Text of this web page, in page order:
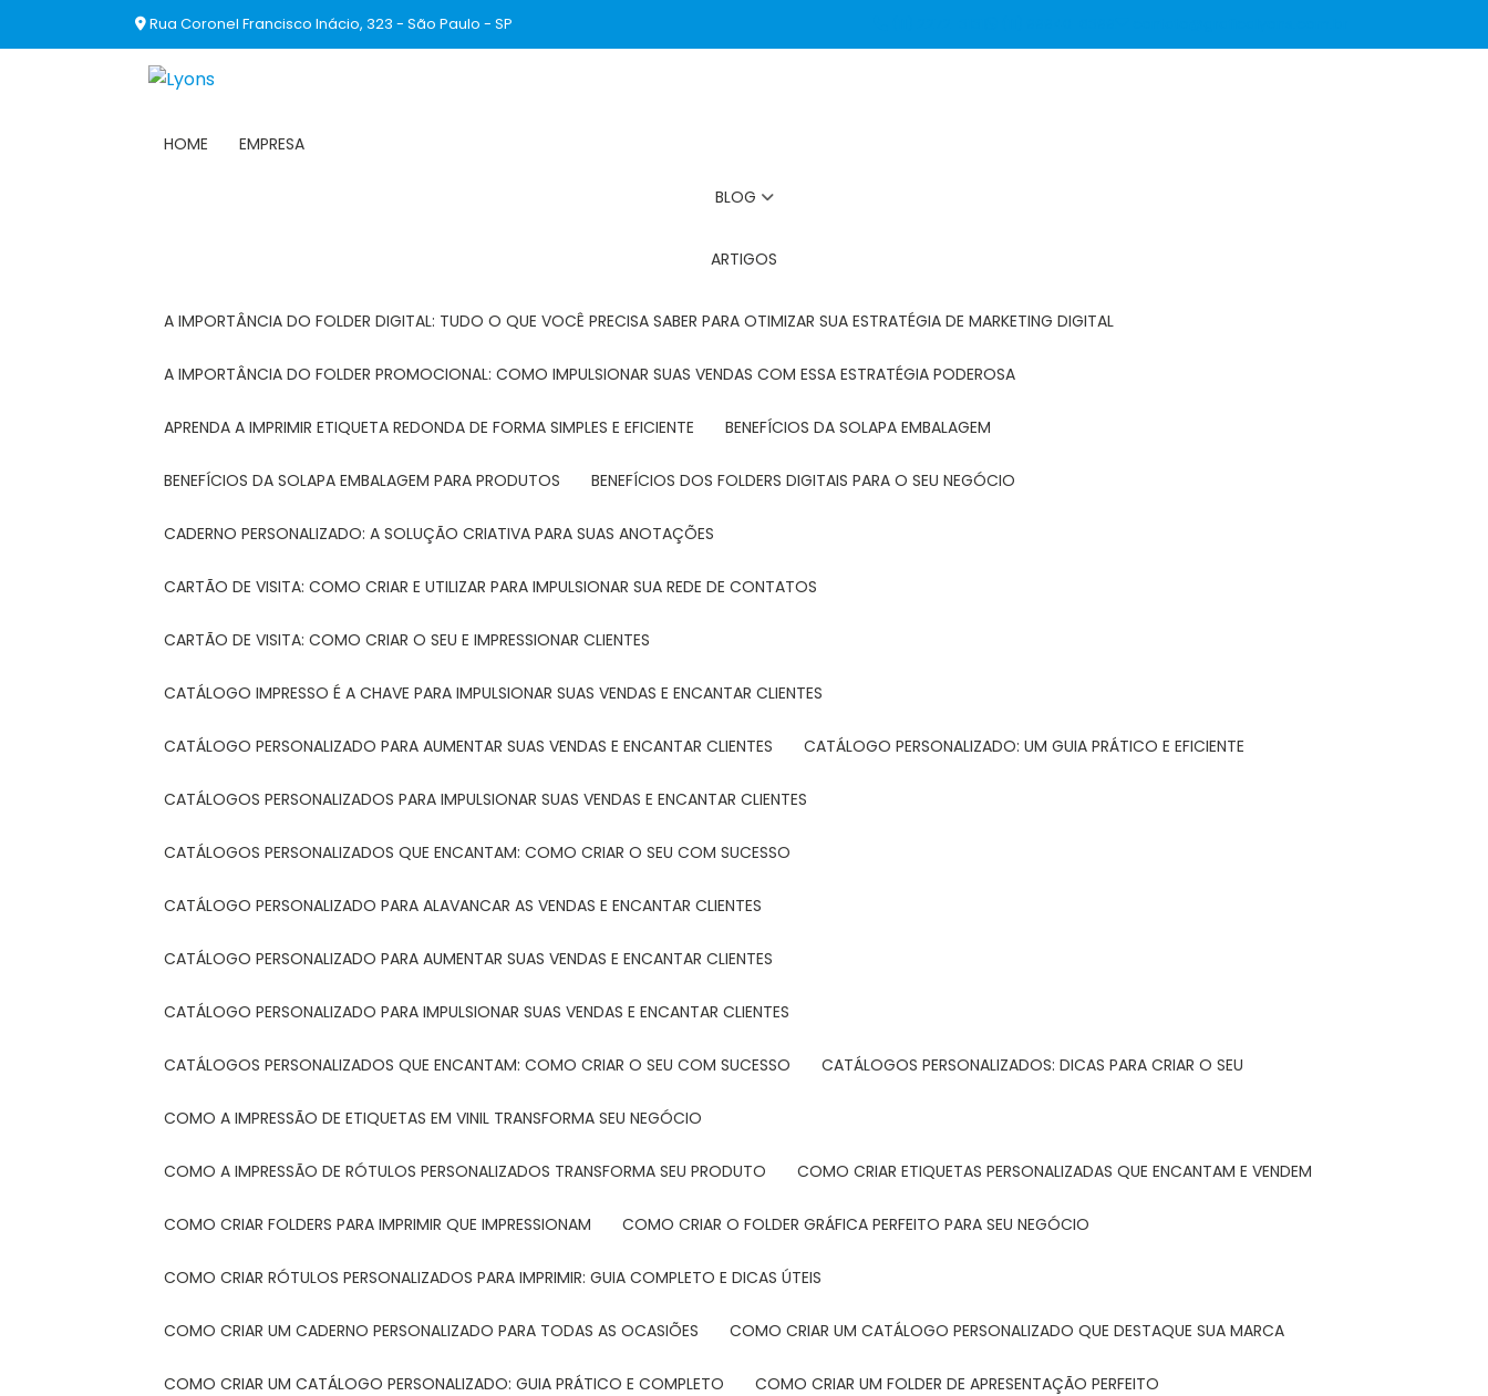
Rua Coronel Francisco Inácio, 323 - São Paulo - SP
HOME EMPRESA
BLOG
ARTIGOS
A IMPORTÂNCIA DO FOLDER DIGITAL: TUDO O QUE VOCÊ PRECISA SABER PARA OTIMIZAR SUA ESTRATÉGIA DE MARKETING DIGITAL
A IMPORTÂNCIA DO FOLDER PROMOCIONAL: COMO IMPULSIONAR SUAS VENDAS COM ESSA ESTRATÉGIA PODEROSA
APRENDA A IMPRIMIR ETIQUETA REDONDA DE FORMA SIMPLES E EFICIENTE BENEFÍCIOS DA SOLAPA EMBALAGEM
BENEFÍCIOS DA SOLAPA EMBALAGEM PARA PRODUTOS BENEFÍCIOS DOS FOLDERS DIGITAIS PARA O SEU NEGÓCIO
CADERNO PERSONALIZADO: A SOLUÇÃO CRIATIVA PARA SUAS ANOTAÇÕES
CARTÃO DE VISITA: COMO CRIAR E UTILIZAR PARA IMPULSIONAR SUA REDE DE CONTATOS
CARTÃO DE VISITA: COMO CRIAR O SEU E IMPRESSIONAR CLIENTES
CATÁLOGO IMPRESSO É A CHAVE PARA IMPULSIONAR SUAS VENDAS E ENCANTAR CLIENTES
CATÁLOGO PERSONALIZADO PARA AUMENTAR SUAS VENDAS E ENCANTAR CLIENTES CATÁLOGO PERSONALIZADO: UM GUIA PRÁTICO E EFICIENTE
CATÁLOGOS PERSONALIZADOS PARA IMPULSIONAR SUAS VENDAS E ENCANTAR CLIENTES
CATÁLOGOS PERSONALIZADOS QUE ENCANTAM: COMO CRIAR O SEU COM SUCESSO
CATÁLOGO PERSONALIZADO PARA ALAVANCAR AS VENDAS E ENCANTAR CLIENTES
CATÁLOGO PERSONALIZADO PARA AUMENTAR SUAS VENDAS E ENCANTAR CLIENTES
CATÁLOGO PERSONALIZADO PARA IMPULSIONAR SUAS VENDAS E ENCANTAR CLIENTES
CATÁLOGOS PERSONALIZADOS QUE ENCANTAM: COMO CRIAR O SEU COM SUCESSO CATÁLOGOS PERSONALIZADOS: DICAS PARA CRIAR O SEU
COMO A IMPRESSÃO DE ETIQUETAS EM VINIL TRANSFORMA SEU NEGÓCIO
COMO A IMPRESSÃO DE RÓTULOS PERSONALIZADOS TRANSFORMA SEU PRODUTO COMO CRIAR ETIQUETAS PERSONALIZADAS QUE ENCANTAM E VENDEM
COMO CRIAR FOLDERS PARA IMPRIMIR QUE IMPRESSIONAM COMO CRIAR O FOLDER GRÁFICA PERFEITO PARA SEU NEGÓCIO
COMO CRIAR RÓTULOS PERSONALIZADOS PARA IMPRIMIR: GUIA COMPLETO E DICAS ÚTEIS
COMO CRIAR UM CADERNO PERSONALIZADO PARA TODAS AS OCASIÕES COMO CRIAR UM CATÁLOGO PERSONALIZADO QUE DESTAQUE SUA MARCA
COMO CRIAR UM CATÁLOGO PERSONALIZADO: GUIA PRÁTICO E COMPLETO COMO CRIAR UM FOLDER DE APRESENTAÇÃO PERFEITO